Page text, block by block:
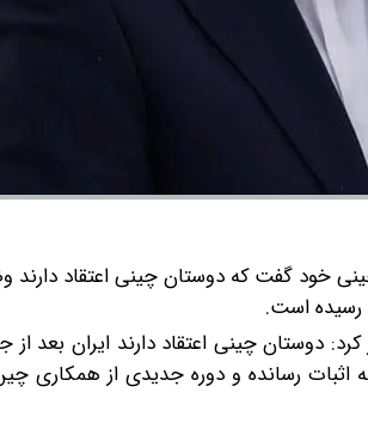
خود گفت که دوستان چینی اعتقاد
رسیده است.
دوستان چینی اعتقاد دارند ایران بعد از
رسانده و دوره جدیدی از همکاری